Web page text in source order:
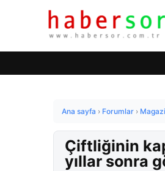
Ana sayfa › Forumlar ›
Çiftliğinin
yıllar sonra